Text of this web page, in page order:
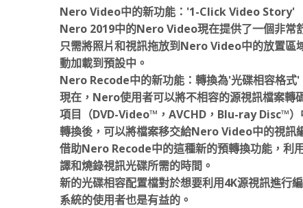
Nero Video中的新功能：'1-Click Video Story'
Nero 2019中的Nero Video現在提供了一個非常
只需將照片和視訊拖放到Nero Video中的放置
動加載到預設中。
Nero Recode中的新功能：轉換為'光碟相容格式'
現在，Nero使用者可以將不相容的源視訊檔案轉
項目（DVD-Video™，AVCHD，Blu-ray Disc™）
轉換後，可以將檔案移交給Nero Video中的視訊
借助Nero Recode中的這種新的預轉換功能，
譯和燒錄視訊光碟所需的時間。
新的光碟相容配置檔對於想要利用4K源視訊進
系統的使用者也是有益的。